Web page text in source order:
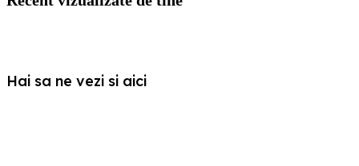
Hai sa ne vezi si aici